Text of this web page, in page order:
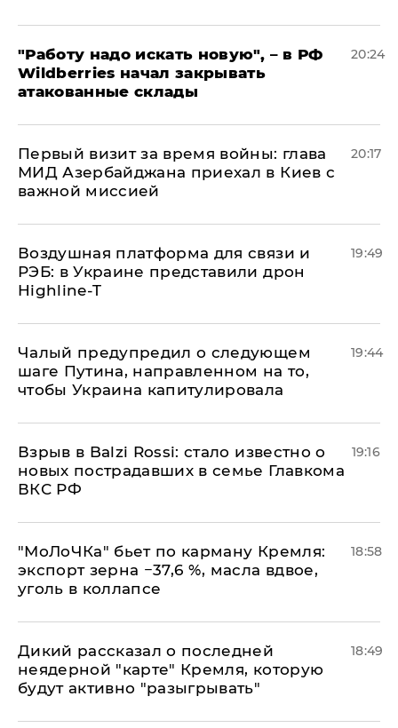
"Работу надо искать новую", – в РФ
Wildberries начал закрывать
атакованные склады
20:24
Первый визит за время войны: глава
МИД Азербайджана приехал в Киев с
важной миссией
20:17
Воздушная платформа для связи и
РЭБ: в Украине представили дрон
Highline-T
19:49
Чалый предупредил о следующем
шаге Путина, направленном на то,
чтобы Украина капитулировала
19:44
Взрыв в Balzi Rossi: стало известно о
новых пострадавших в семье Главкома
ВКС РФ
19:16
​"МоЛоЧКа" бьет по карману Кремля:
экспорт зерна −37,6 %, масла вдвое,
уголь в коллапсе
18:58
Дикий рассказал о последней
неядерной "карте" Кремля, которую
будут активно "разыгрывать"
18:49